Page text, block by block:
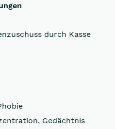
durch Kasse
Gedächtnis